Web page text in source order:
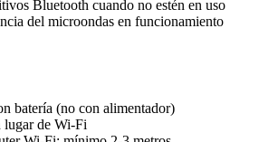
Bluetooth cuando no estén en uso
del microondas en funcionamiento
batería (no con alimentador)
de Wi-Fi